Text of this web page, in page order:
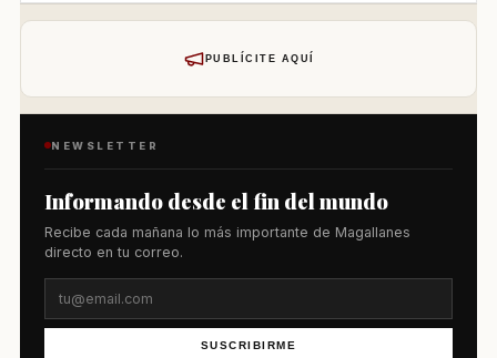
PUBLÍCITE AQUÍ
NEWSLETTER
Informando desde el fin del mundo
Recibe cada mañana lo más importante de Magallanes
directo en tu correo.
SUSCRIBIRME